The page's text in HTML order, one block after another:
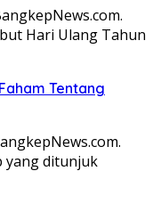
Hari Ulang Tahun
Tentang
yang ditunjuk